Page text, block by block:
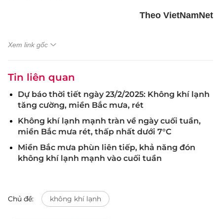
Theo VietNamNet
Xem link gốc
Tin liên quan
Dự báo thời tiết ngày 23/2/2025: Không khí lạnh
tăng cường, miền Bắc mưa, rét
Không khí lạnh mạnh tràn về ngày cuối tuần,
miền Bắc mưa rét, thấp nhất dưới 7°C
Miền Bắc mưa phùn liên tiếp, khả năng đón
không khí lạnh mạnh vào cuối tuần
Chủ đề: không khí lạnh